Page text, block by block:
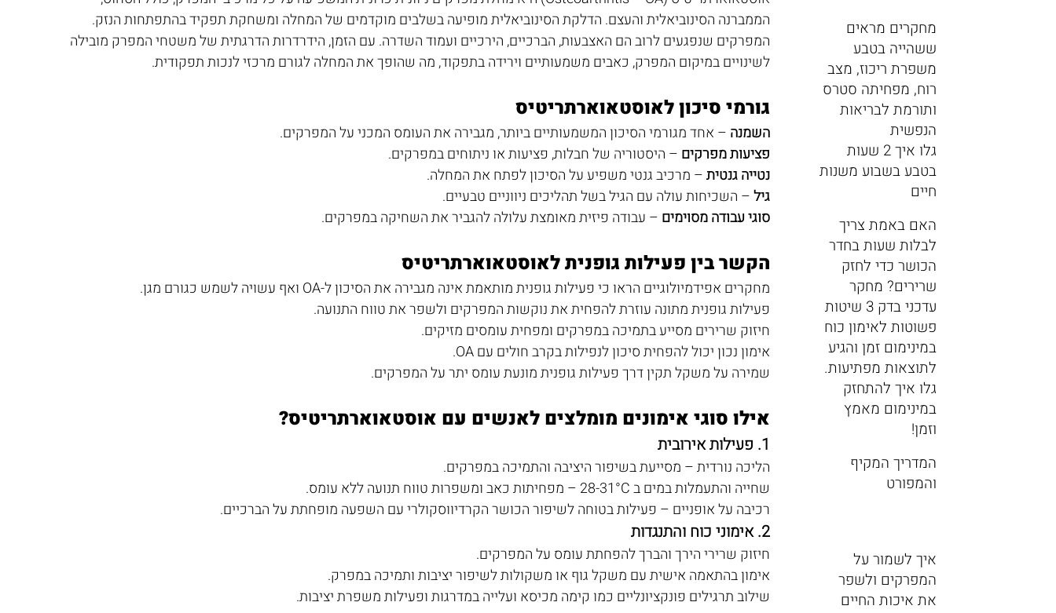
הממברנה הסינוביאלית והעצם. הדלקת הסינוביאלית מופיעה בשלבים מוקדמים של המחלה ומשחקת תפקיד בהתפתחות הנזק.
המפרקים שנפגעים לרוב הם האצבעות, הברכיים, הירכיים ועמוד השדרה. עם הזמן, הידרדרות הדרגתית של משטחי המפרק מובילה
לשינויים במיקום המפרק, כאבים משמעותיים וירידה בתפקוד, מה שהופך את המחלה לגורם מרכזי לנכות תפקודית.
גורמי סיכון לאוסטאוארתריטיס
השמנה – אחד מגורמי הסיכון המשמעותיים ביותר, מגבירה את העומס המכני על המפרקים.
פציעות מפרקים – היסטוריה של חבלות, פציעות או ניתוחים במפרקים.
נטייה גנטית – מרכיב גנטי משפיע על הסיכון לפתח את המחלה.
גיל – השכיחות עולה עם הגיל בשל תהליכים ניווניים טבעיים.
סוגי עבודה מסוימים – עבודה פיזית מאומצת עלולה להגביר את השחיקה במפרקים.
הקשר בין פעילות גופנית לאוסטאוארתריטיס
מחקרים אפידמיולוגיים הראו כי פעילות גופנית מותאמת אינה מגבירה את הסיכון ל-OA ואף עשויה לשמש כגורם מגן.
פעילות גופנית מתונה עוזרת להפחית את נוקשות המפרקים ולשפר את טווח התנועה.
חיזוק שרירים מסייע בתמיכה במפרקים ומפחית עומסים מזיקים.
אימון נכון יכול להפחית סיכון לנפילות בקרב חולים עם OA.
שמירה על משקל תקין דרך פעילות גופנית מונעת עומס יתר על המפרקים.
אילו סוגי אימונים מומלצים לאנשים עם אוסטאוארתריטיס?
1. פעילות אירובית
הליכה נורדית – מסייעת בשיפור היציבה והתמיכה במפרקים.
שחייה והתעמלות במים ב 28-31°C – מפחיתות כאב ומשפרות טווח תנועה ללא עומס.
רכיבה על אופניים – פעילות בטוחה לשיפור הכושר הקרדיווסקולרי עם השפעה מופחתת על הברכיים.
2. אימוני כוח והתנגדות
חיזוק שרירי הירך והברך להפחתת עומס על המפרקים.
אימון בהתאמה אישית עם משקל גוף או משקולות לשיפור יציבות ותמיכה במפרק.
שילוב תרגילים פונקציונליים כמו קימה מכיסא ועלייה במדרגות ופעילות משפרת יציבות.
מחקרים מראים
ששהייה בטבע
משפרת ריכוז, מצב
רוח, מפחיתה סטרס
ותורמת לבריאות
הנפשית
גלו איך 2 שעות
בטבע בשבוע משנות
חיים
האם באמת צריך
לבלות שעות בחדר
הכושר כדי לחזק
שרירים? מחקר
עדכני בדק 3 שיטות
פשוטות לאימון כוח
במינימום זמן והגיע
לתוצאות מפתיעות.
גלו איך להתחזק
במינימום מאמץ
וזמן!
המדריך המקיף
והמפורט
איך לשמור על
המפרקים ולשפר
את איכות החיים